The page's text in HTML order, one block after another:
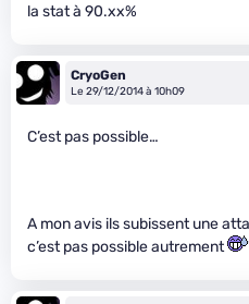
la stat à 90.xx%
CryoGen
Le 29/12/2014 à 10h09
C’est pas possible…
A mon avis ils subissent une
c’est pas possible autrement